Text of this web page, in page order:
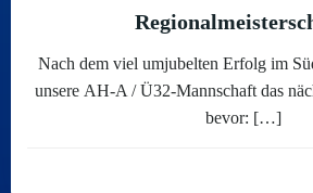
Nach dem viel umjubelten Erfolg im
unsere AH-A / Ü32-Mannschaft das
bevor: […]